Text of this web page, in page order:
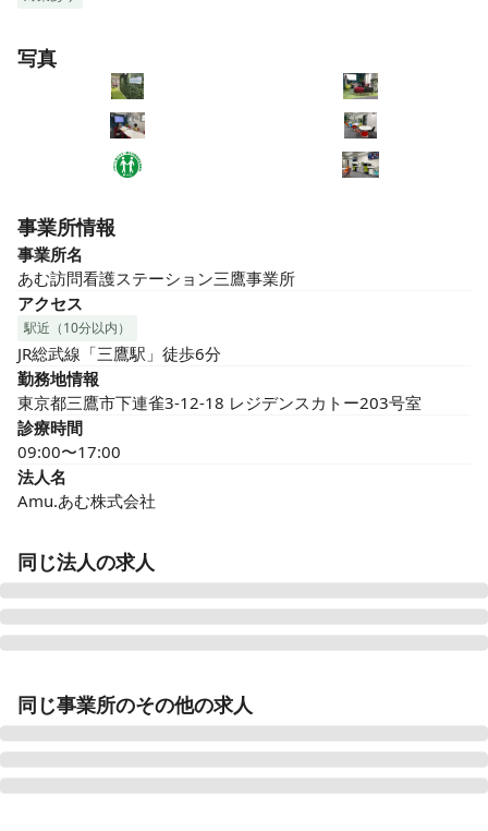
写真
事業所情報
事業所名
あむ訪問看護ステーション三鷹事業所
アクセス
駅近（10分以内）
JR総武線「三鷹駅」徒歩6分
勤務地情報
東京都三鷹市下連雀3-12-18 レジデンスカトー203号室
診療時間
09:00〜17:00
法人名
Amu.あむ株式会社
同じ法人の求人
東京都調布市多摩川1-1-1 エスポワール西調布603号室
あむハウス調布
同じ事業所のその他の求人